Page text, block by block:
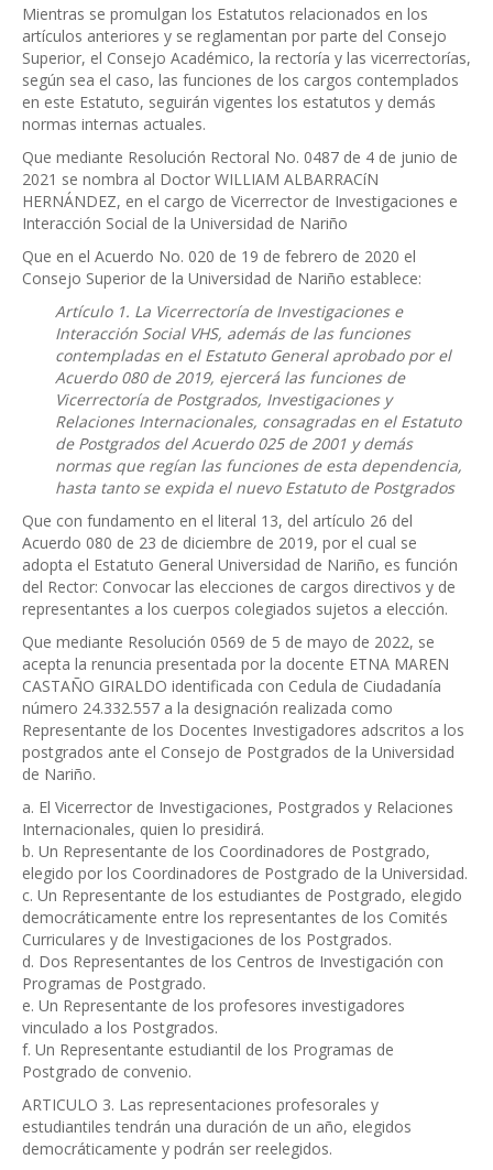
Mientras se promulgan los Estatutos relacionados en los
artículos anteriores y se reglamentan por parte del Consejo
Superior, el Consejo Académico, la rectoría y las vicerrectorías,
según sea el caso, las funciones de los cargos contemplados
en este Estatuto, seguirán vigentes los estatutos y demás
normas internas actuales.
Que mediante Resolución Rectoral No. 0487 de 4 de junio de
2021 se nombra al Doctor WILLIAM ALBARRACíN
HERNÁNDEZ, en el cargo de Vicerrector de Investigaciones e
Interacción Social de la Universidad de Nariño
Que en el Acuerdo No. 020 de 19 de febrero de 2020 el
Consejo Superior de la Universidad de Nariño establece:
Artículo 1. La Vicerrectoría de Investigaciones e
Interacción Social VHS, además de las funciones
contempladas en el Estatuto General aprobado por el
Acuerdo 080 de 2019, ejercerá las funciones de
Vicerrectoría de Postgrados, Investigaciones y
Relaciones Internacionales, consagradas en el Estatuto
de Postgrados del Acuerdo 025 de 2001 y demás
normas que regían las funciones de esta dependencia,
hasta tanto se expida el nuevo Estatuto de Postgrados
Que con fundamento en el literal 13, del artículo 26 del
Acuerdo 080 de 23 de diciembre de 2019, por el cual se
adopta el Estatuto General Universidad de Nariño, es función
del Rector: Convocar las elecciones de cargos directivos y de
representantes a los cuerpos colegiados sujetos a elección.
Que mediante Resolución 0569 de 5 de mayo de 2022, se
acepta la renuncia presentada por la docente ETNA MAREN
CASTAÑO GIRALDO identificada con Cedula de Ciudadanía
número 24.332.557 a la designación realizada como
Representante de los Docentes Investigadores adscritos a los
postgrados ante el Consejo de Postgrados de la Universidad
de Nariño.
a. El Vicerrector de Investigaciones, Postgrados y Relaciones
Internacionales, quien lo presidirá.
b. Un Representante de los Coordinadores de Postgrado,
elegido por los Coordinadores de Postgrado de la Universidad.
c. Un Representante de los estudiantes de Postgrado, elegido
democráticamente entre los representantes de los Comités
Curriculares y de Investigaciones de los Postgrados.
d. Dos Representantes de los Centros de Investigación con
Programas de Postgrado.
e. Un Representante de los profesores investigadores
vinculado a los Postgrados.
f. Un Representante estudiantil de los Programas de
Postgrado de convenio.
ARTICULO 3. Las representaciones profesorales y
estudiantiles tendrán una duración de un año, elegidos
democráticamente y podrán ser reelegidos.